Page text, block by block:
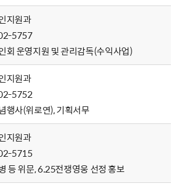
지원과
5757
회 운영지원 및 관리감독(수익사업)
지원과
5752
행사(위로연), 기획서무
지원과
5715
등 위문, 6.25전쟁영웅 선정 홍보